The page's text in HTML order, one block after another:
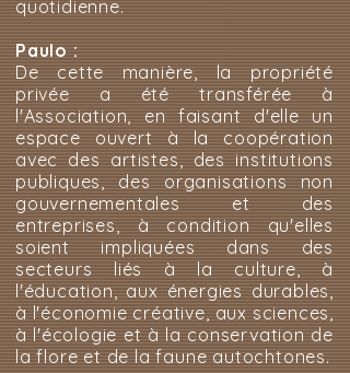
quotidienne.
Paulo :
De cette manière, la propriété
privée a été transférée à
l'Association, en faisant d'elle un
espace ouvert à la coopération
avec des artistes, des institutions
publiques, des organisations non
gouvernementales et des
entreprises, à condition qu'elles
soient impliquées dans des
secteurs liés à la culture, à
l'éducation, aux énergies durables,
à l'économie créative, aux sciences,
à l'écologie et à la conservation de
la flore et de la faune autochtones.